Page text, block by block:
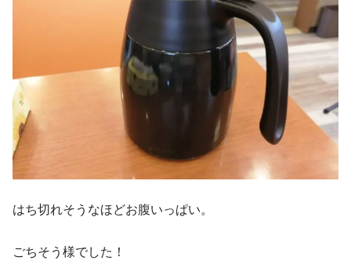
はち切れそうなほどお腹いっぱい。
ごちそう様でした！